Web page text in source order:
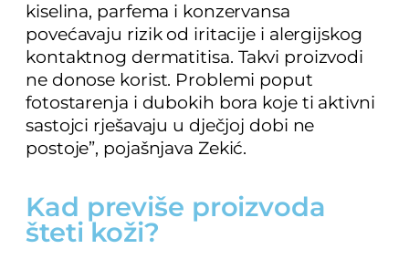
kiselina, parfema i konzervansa
povećavaju rizik od iritacije i alergijskog
kontaktnog dermatitisa. Takvi proizvodi
ne donose korist. Problemi poput
fotostarenja i dubokih bora koje ti aktivni
sastojci rješavaju u dječjoj dobi ne
postoje”, pojašnjava Zekić.
Kad previše proizvoda
šteti koži?